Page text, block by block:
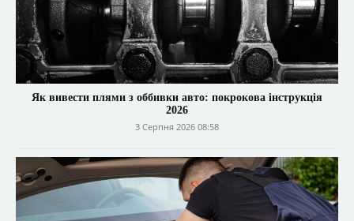
Як вивести плями з оббивки авто: покрокова інструкція
2026
3 Серпня 2026 08:58